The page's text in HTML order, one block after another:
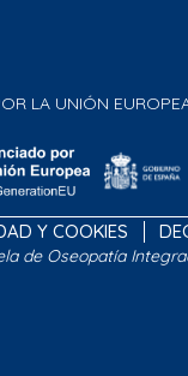
LA UNIÓN
Y COOKIES
de Oseopatía